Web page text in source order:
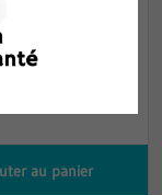
au panier